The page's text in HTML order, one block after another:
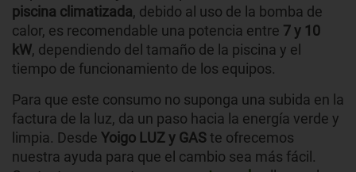
piscina climatizada, debido al uso de la bomba de
calor, es recomendable una potencia entre 7 y 10
kW, dependiendo del tamaño de la piscina y el
tiempo de funcionamiento de los equipos.
Para que este consumo no suponga una subida en la
factura de la luz, da un paso hacia la energía verde y
limpia. Desde Yoigo LUZ y GASte ofrecemos
nuestra ayuda para que el cambio sea más fácil.